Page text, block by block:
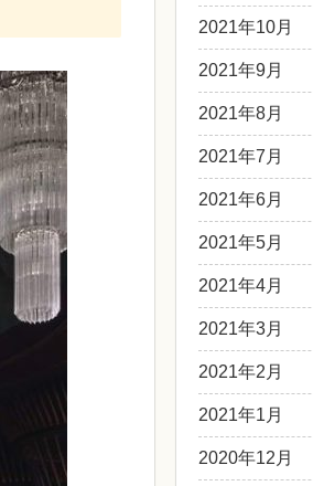
2021年10月
2021年9月
2021年8月
2021年7月
2021年6月
2021年5月
2021年4月
2021年3月
2021年2月
2021年1月
2020年12月